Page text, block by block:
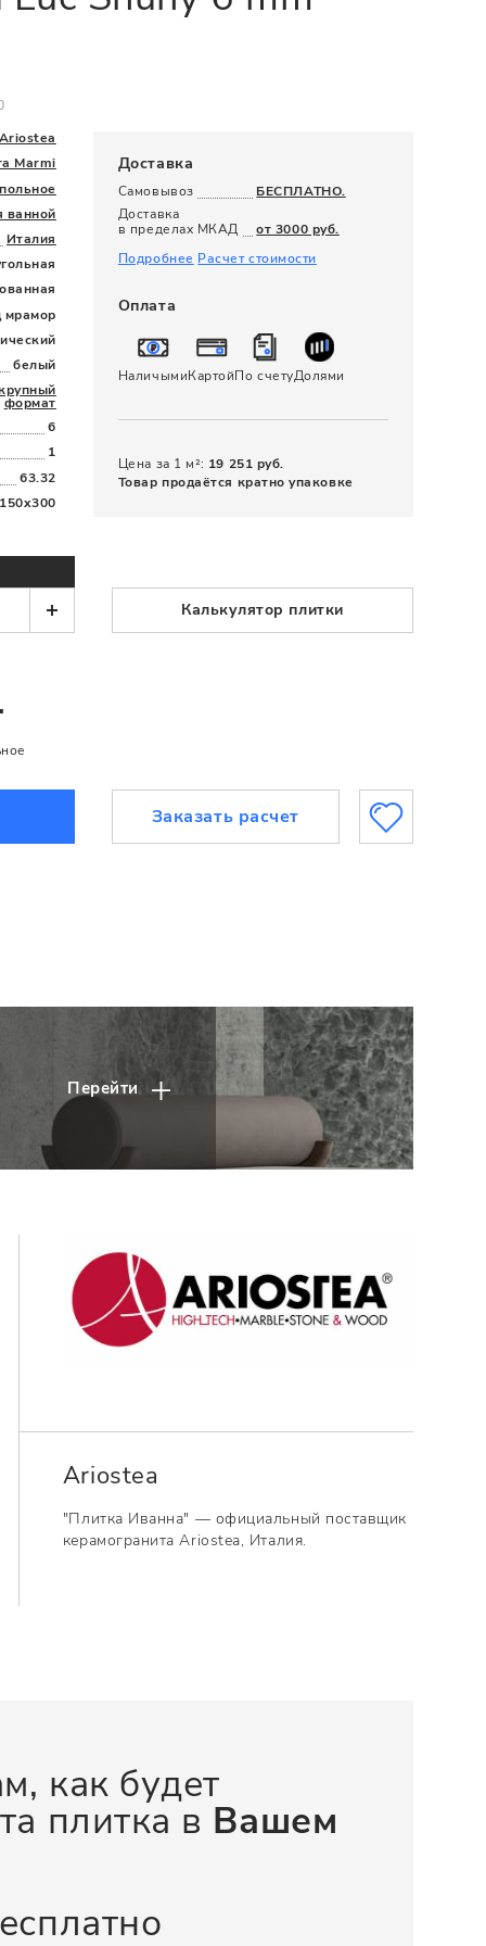
x 280
Marmi
ванной
Италия
мрамор
белый
формат
6
1
63.32
150x300
Доставка
Самовывоз
БЕСПЛАТНО.
Доставка
в пределах МКАД
от 3000 руб.
Подробнее Расчет стоимости
Оплата
НаличымиКартойПо счетуДолями
Цена за 1 м²: 19 251 руб.
Товар продаётся кратно упаковке
Калькулятор плитки
Заказать расчет
Перейти
Ariostea
"Плитка Иванна" — официальный поставщик
керамогранита Ariostea, Италия.
как будет
плитка в Вашем